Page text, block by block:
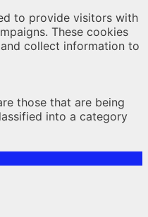
to provide visitors with
These cookies
collect information to
those that are being
into a category